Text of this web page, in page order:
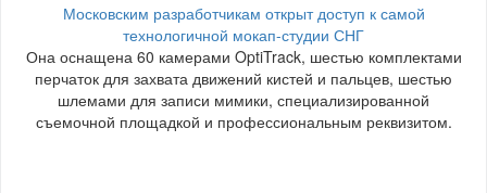
Московским разработчикам открыт доступ к самой
технологичной мокап-студии СНГ
Она оснащена 60 камерами OptiTrack, шестью комплектами
перчаток для захвата движений кистей и пальцев, шестью
шлемами для записи мимики, специализированной
съемочной площадкой и профессиональным реквизитом.